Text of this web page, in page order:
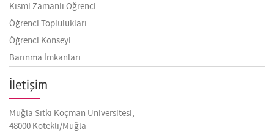
Kısmi Zamanlı Öğrenci
Öğrenci Toplulukları
Öğrenci Konseyi
Barınma İmkanları
İletişim
Muğla Sıtkı Koçman Üniversitesi,
48000 Kötekli/Muğla